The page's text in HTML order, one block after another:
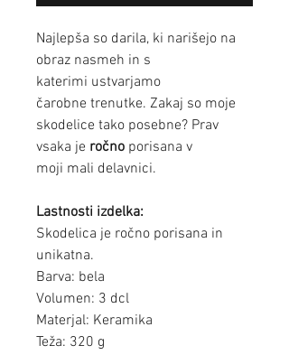
Najlepša so darila, ki narišejo na
obraz nasmeh in s
katerimi ustvarjamo
čarobne trenutke. Zakaj so moje
skodelice tako posebne? Prav
vsaka je ročno porisana v
moji mali delavnici.
Lastnosti izdelka:
Skodelica je ročno porisana in
unikatna.
Barva: bela
Volumen: 3 dcl
Materjal: Keramika
Teža: 320 g